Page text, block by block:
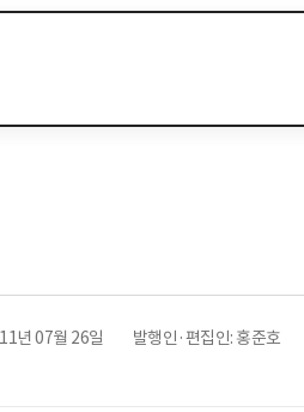
년 07월 26일
발행인·편집인: 홍준호